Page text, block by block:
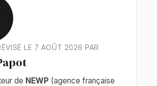
LE 7 AOÛT 2026 PAR
de NEWP (agence française